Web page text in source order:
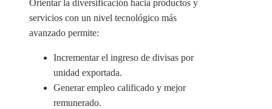
Orientar la diversificación hacia productos y
servicios con un nivel tecnológico más
avanzado permite:
Incrementar el ingreso de divisas por
unidad exportada.
Generar empleo calificado y mejor
remunerado.